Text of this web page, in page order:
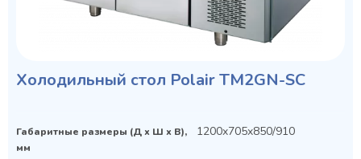
Холодильный стол Polair TM2GN-SC
Габаритные размеры (Д х Ш х В),
мм
1200x705x850/910